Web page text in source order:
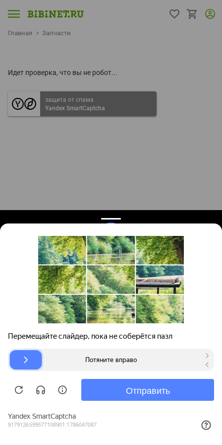
Главная Запчасти
Идет проверка, что вы не робот...
защита от спама
Yandex SmartCaptcha
Поиск запчастей
Для автокомпаний
Авторазборки
О проекте
Помощь
Карта сайта
© bibinet.ru - система поиска запчастей,
Copyright 2010-2026 Все права защищены